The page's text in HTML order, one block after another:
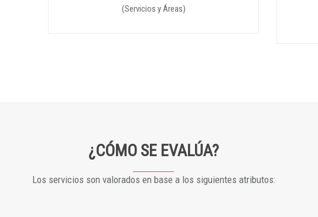
(Servicios y Áreas)
¿CÓMO SE EVALÚA?
Los servicios son valorados en base a los siguientes atributos: